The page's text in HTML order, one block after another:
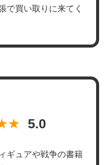
で買い取りに来てく
ギュアや戦争の書籍